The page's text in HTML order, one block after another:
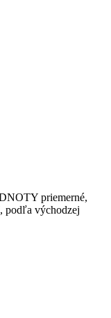
priemerné,
podľa východzej